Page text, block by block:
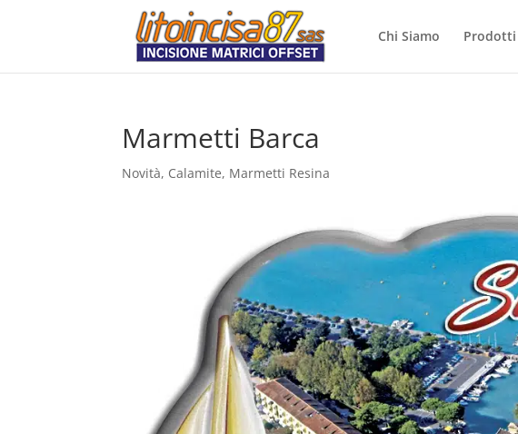
Chi Siamo Prodotti
Marmetti Barca
Novità, Calamite, Marmetti Resina